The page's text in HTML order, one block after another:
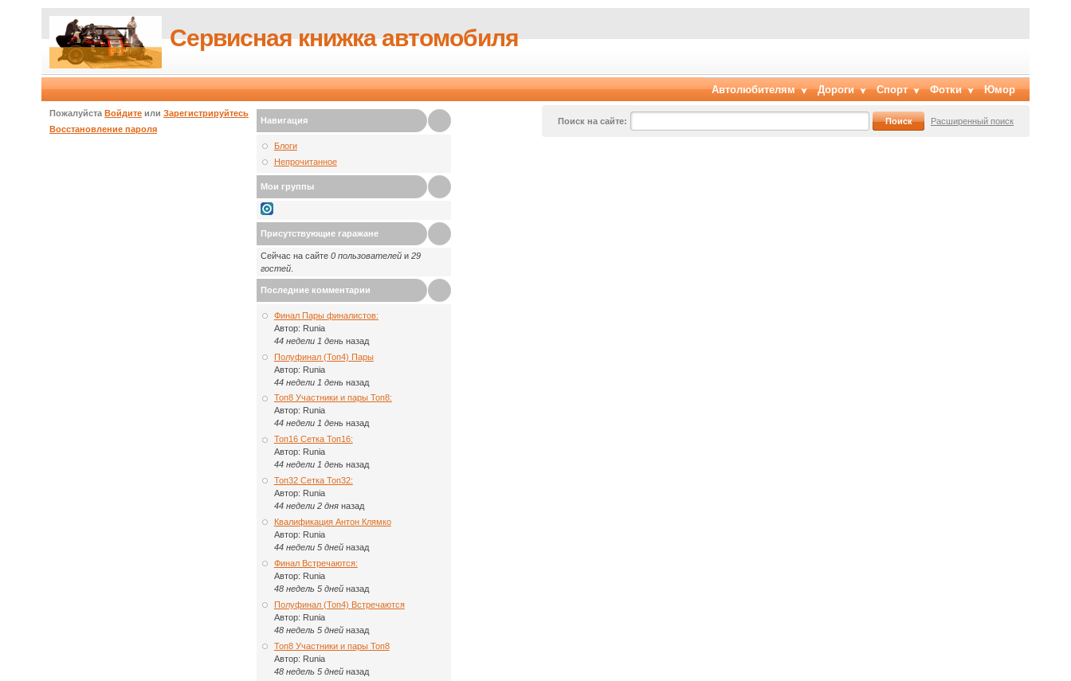
Сервисная книжка автомобиля
Автолюбителям Дороги Спорт Фотки Юмор
Пожалуйста Войдите или Зарегистрируйтесь
Восстановление пароля
Поиск на сайте: Расширенный поиск
Навигация
Блоги
Непрочитанное
Мои группы
Присутствующие гаражане
Сейчас на сайте 0 пользователей и 29
гостей
Последние комментарии
Финал Пары финалистов:
Автор: Runia
44 недели 1 день назад
Полуфинал (Топ4) Пары
Автор: Runia
44 недели 1 день назад
Топ8 Участники и пары Топ8:
Автор: Runia
44 недели 1 день назад
Топ16 Сетка Топ16:
Автор: Runia
44 недели 1 день назад
Топ32 Сетка Топ32:
Автор: Runia
44 недели 2 дняназад
Квалификация Антон Клямко
Автор: Runia
44 недели 5 днейназад
Финал Встречаются:
Автор: Runia
48 недель 5 днейназад
Полуфинал (Топ4) Встречаются
Автор: Runia
48 недель 5 днейназад
Топ8 Участники и пары Топ8
Автор: Runia
48 недель 5 днейназад